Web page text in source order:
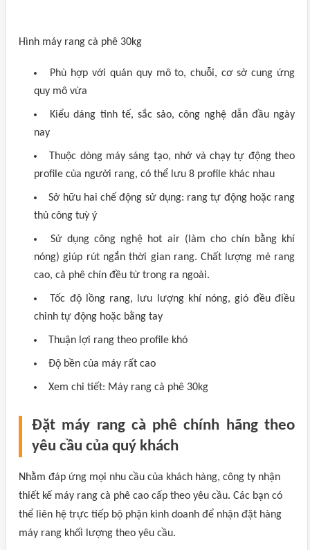
Hình máy rang cà phê 30kg
Phù hợp với quán quy mô to, chuỗi, cơ sở cung ứng
quy mô vừa
Kiểu dáng tinh tế, sắc sảo, công nghệ dẫn đầu ngày
nay
Thuộc dòng máy sáng tạo, nhớ và chạy tự động theo
profile của người rang, có thể lưu 8 profile khác nhau
Sở hữu hai chế động sử dụng: rang tự động hoặc rang
thủ công tuỳ ý
Sử dụng công nghệ hot air (làm cho chín bằng khí
nóng) giúp rút ngắn thời gian rang. Chất lượng mẻ rang
cao, cà phê chín đều từ trong ra ngoài.
Tốc độ lồng rang, lưu lượng khí nóng, gió đều điều
chỉnh tự động hoặc bằng tay
Thuận lợi rang theo profile khó
Độ bền của máy rất cao
Xem chi tiết: Máy rang cà phê 30kg
Đặt máy rang cà phê chính hãng theo
yêu cầu của quý khách
Nhằm đáp ứng mọi nhu cầu của khách hàng, công ty nhận
thiết kế máy rang cà phê cao cấp theo yêu cầu. Các bạn có
thể liên hệ trực tiếp bộ phận kinh doanh để nhận đặt hàng
máy rang khối lượng theo yêu cầu.